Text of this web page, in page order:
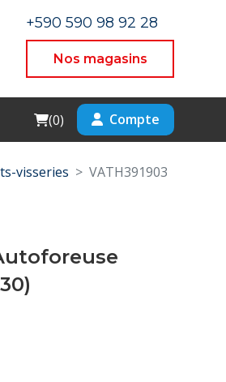
+590 590 98 92 28
Nos magasins
Cart
(0) Compte
visseries VATH391903